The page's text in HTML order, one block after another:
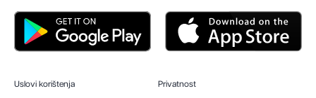
Uslovi korištenja Privatnost